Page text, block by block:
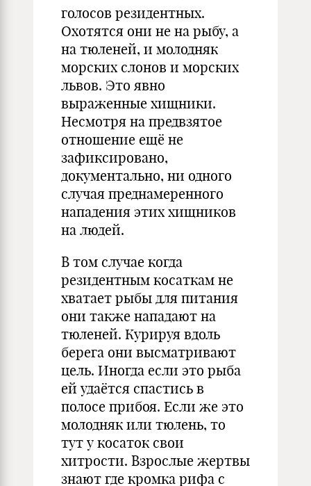
голосов резидентных.
Охотятся они не на рыбу, а
на тюленей, и молодняк
морских слонов и морских
львов. Это явно
выраженные хищники.
Несмотря на предвзятое
отношение ещё не
зафиксировано,
документально, ни одного
случая преднамеренного
нападения этих хищников
на людей.
В том случае когда
резидентным косаткам не
хватает рыбы для питания
они также нападают на
тюленей. Курируя вдоль
берега они высматривают
цель. Иногда если это рыба
ей удаётся спастись в
полосе прибоя. Если же это
молодняк или тюлень, то
тут у косаток свои
хитрости. Взрослые жертвы
знают где кромка рифа с